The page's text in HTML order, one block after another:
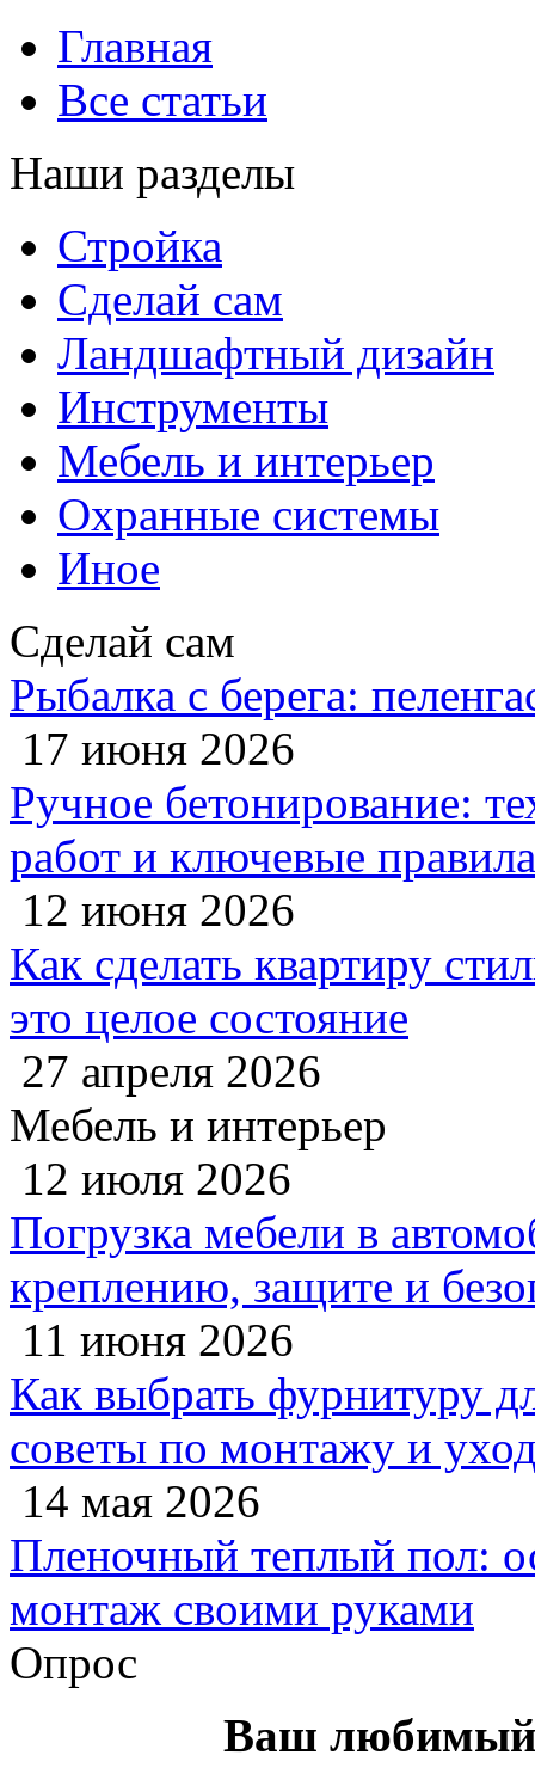
Главная
Все статьи
Наши разделы
Стройка
Сделай сам
Ландшафтный дизайн
Инструменты
Мебель и интерьер
Охранные системы
Иное
Сделай сам
Рыбалка с берега:
17 июня 2026
Ручное бетонирование:
работ и ключевые правила
12 июня 2026
Как сделать квартиру
это целое состояние
27 апреля 2026
Мебель и интерьер
12 июля 2026
Погрузка мебели в
креплению, защите и
11 июня 2026
Как выбрать фурнитуру
советы по монтажу и
14 мая 2026
Пленочный теплый пол:
монтаж своими руками
Опрос
Ваш любимый